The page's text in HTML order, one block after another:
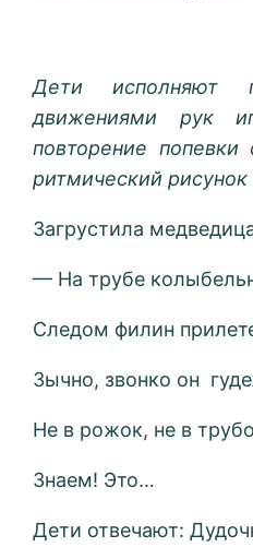
Дети исполняют
движениями рук
повторение
ритмический
Загрустила
— На трубе
Следом филин
Зычно, звонко он
Не в рожок, не в
Знаем! Это…
Дети отвечают: